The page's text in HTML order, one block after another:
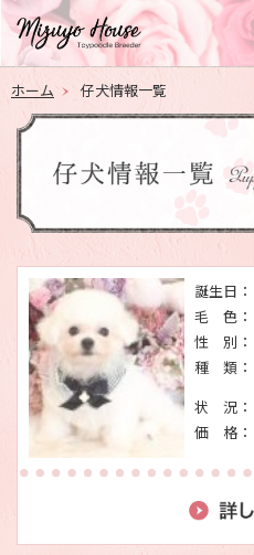
ホーム 仔犬情報一覧
誕生日：
毛 色：
性 別：
種 類：
状 況：
価 格：